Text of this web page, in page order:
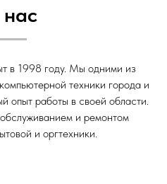
в 1998 году. Мы одними из
техники города и
опыт работы в своей области.
и ремонтом
и оргтехники.